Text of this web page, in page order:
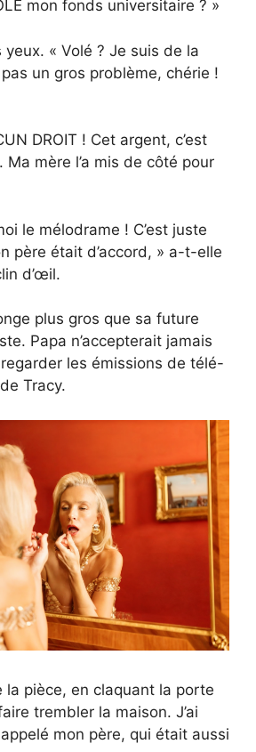
mon fonds universitaire ? »
yeux. « Volé ? Je suis de la
pas un gros problème, chérie !
DROIT ! Cet argent, c’est
Ma mère l’a mis de côté pour
le mélodrame ! C’est juste
père était d’accord, » a-t-elle
d’œil.
plus gros que sa future
Papa n’accepterait jamais
les émissions de télé-
Tracy.
la pièce, en claquant la porte
trembler la maison. J’ai
mon père, qui était aussi